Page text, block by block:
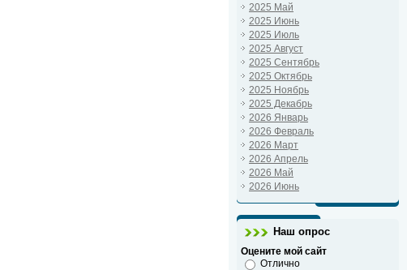
2025 Май
2025 Июнь
2025 Июль
2025 Август
2025 Сентябрь
2025 Октябрь
2025 Ноябрь
2025 Декабрь
2026 Январь
2026 Февраль
2026 Март
2026 Апрель
2026 Май
2026 Июнь
Наш опрос
Оцените мой сайт
Отлично